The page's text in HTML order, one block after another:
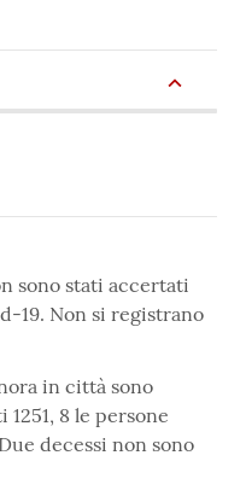
sono stati accertati
19. Non si registrano
in città sono
8 le persone
decessi non sono